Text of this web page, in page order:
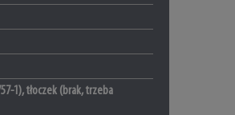
1), tłoczek (brak, trzeba